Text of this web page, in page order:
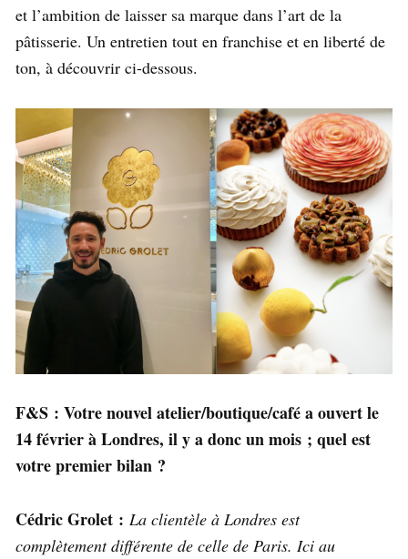
et l’ambition de laisser sa marque dans l’art de la
pâtisserie. Un entretien tout en franchise et en liberté de
ton, à découvrir ci-dessous.
F&S : Votre nouvel atelier/boutique/café a ouvert le
14 février à Londres, il y a donc un mois ; quel est
votre premier bilan ?
Cédric Grolet : La clientèle à Londres est
complètement différente de celle de Paris. Ici au